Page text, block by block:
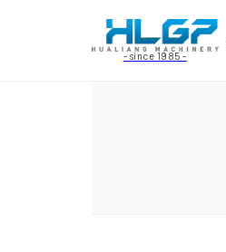
- since 1985 -